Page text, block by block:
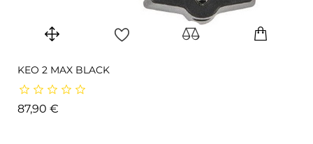
KEO 2 MAX BLACK
87,90 €